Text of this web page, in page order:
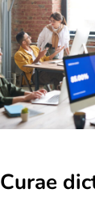
Curae